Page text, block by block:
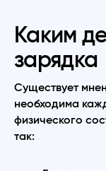
Каким
зарядка
Существует
необходима
физического
так: